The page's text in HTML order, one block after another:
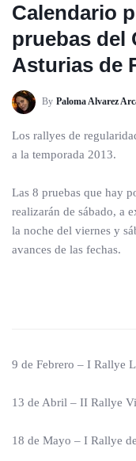
Calendario
pruebas del
Asturias de
By Paloma Alvarez
Los rallyes de
a la temporada 2013.
Las 8 pruebas que hay
realizarán de sábado, a
la noche del viernes y
avances de las fechas.
9 de Febrero – I Rallye
13 de Abril – II Rallye
18 de Mayo – I Rallye